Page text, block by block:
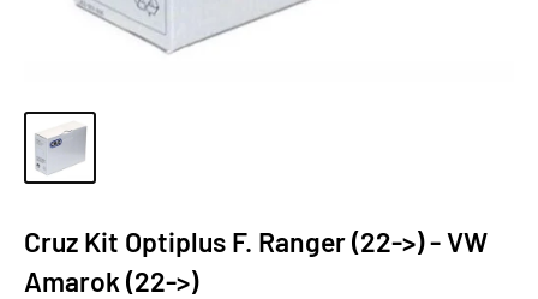
Cruz Kit Optiplus F. Ranger (22->) - VW
Amarok (22->)